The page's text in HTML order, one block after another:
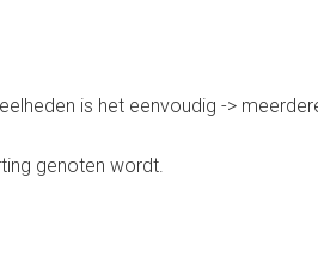
is het eenvoudig ->
genoten wordt.